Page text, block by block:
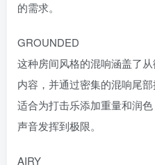
的需求。
GROUNDED
这种房间风格的混响涵盖了
内容，并通过密集的混响尾
适合为打击乐添加重量和润
声音发挥到极限。
AIRY